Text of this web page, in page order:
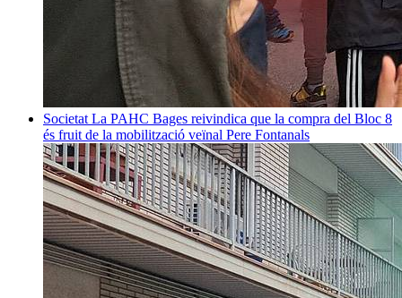
Societat La PAHC Bages reivindica que la compra del Bloc 8
és fruit de la mobilització veïnal Pere Fontanals